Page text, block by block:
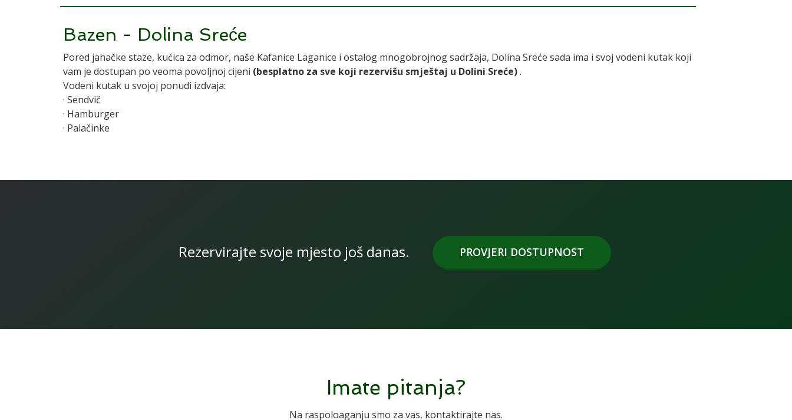
Bazen - Dolina Sreće
Pored jahačke staze, kućica za odmor, naše Kafanice Laganice i ostalog mnogobrojnog sadržaja, Dolina Sreće sada ima i svoj vodeni kutak koji
vam je dostupan po veoma povoljnoj cijeni (besplatno za sve koji rezervišu smještaj u Dolini Sreće).
Vodeni kutak u svojoj ponudi izdvaja:
· Sendvič
· Hamburger
· Palačinke
Rezervirajte svoje mjesto još danas. PROVJERI DOSTUPNOST
Imate pitanja?
Na raspoloaganju smo za vas, kontaktirajte nas.